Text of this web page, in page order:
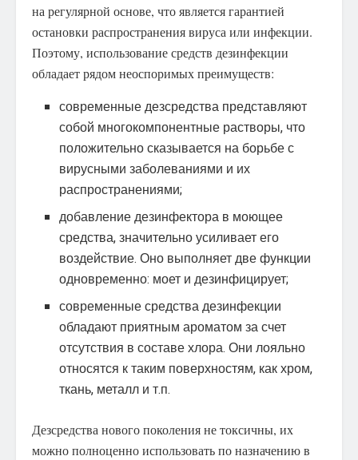
на регулярной основе, что является гарантией
остановки распространения вируса или инфекции.
Поэтому, использование средств дезинфекции
обладает рядом неоспоримых преимуществ:
современные дезсредства представляют
собой многокомпонентные растворы, что
положительно сказывается на борьбе с
вирусными заболеваниями и их
распространениями;
добавление дезинфектора в моющее
средства, значительно усиливает его
воздействие. Оно выполняет две функции
одновременно: моет и дезинфицирует;
современные средства дезинфекции
обладают приятным ароматом за счет
отсутствия в составе хлора. Они лояльно
относятся к таким поверхностям, как хром,
ткань, металл и т.п.
Дезсредства нового поколения не токсичны, их
можно полноценно использовать по назначению в